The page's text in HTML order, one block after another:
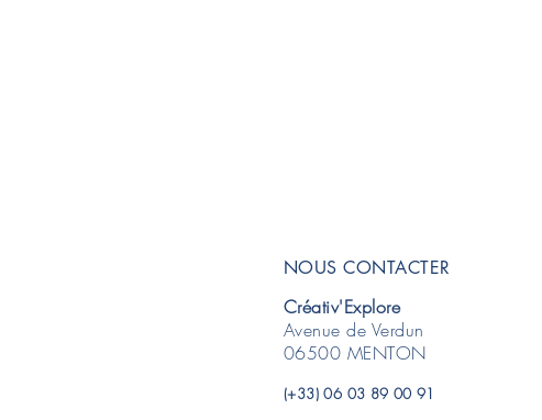
NOUS CONTACTER
Créativ'Explore
Avenue de Verdun
06500 MENTON
(+33) 06 03 89 00 91